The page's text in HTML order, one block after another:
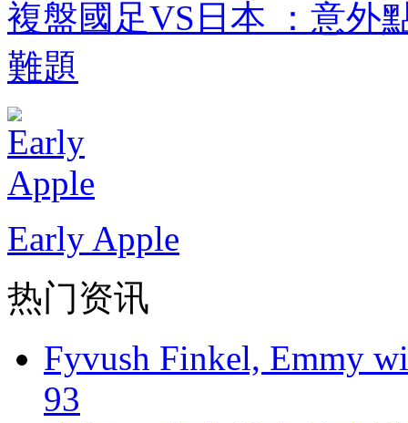
複盤國足VS日本 ：意
難題
Early Apple
热门资讯
Fyvush Finkel, Emmy
93